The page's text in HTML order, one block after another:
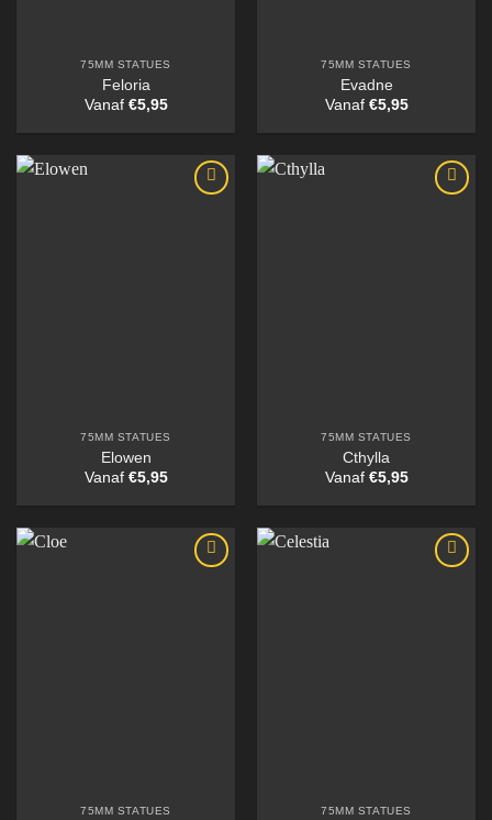
75MM STATUES
Feloria
Vanaf €5,95
75MM STATUES
Evadne
Vanaf €5,95
75MM STATUES
Elowen
Vanaf €5,95
75MM STATUES
Cthylla
Vanaf €5,95
75MM STATUES 75MM STATUES